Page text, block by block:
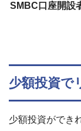
SMBC口座開設
少額投資で
少額投資ができ